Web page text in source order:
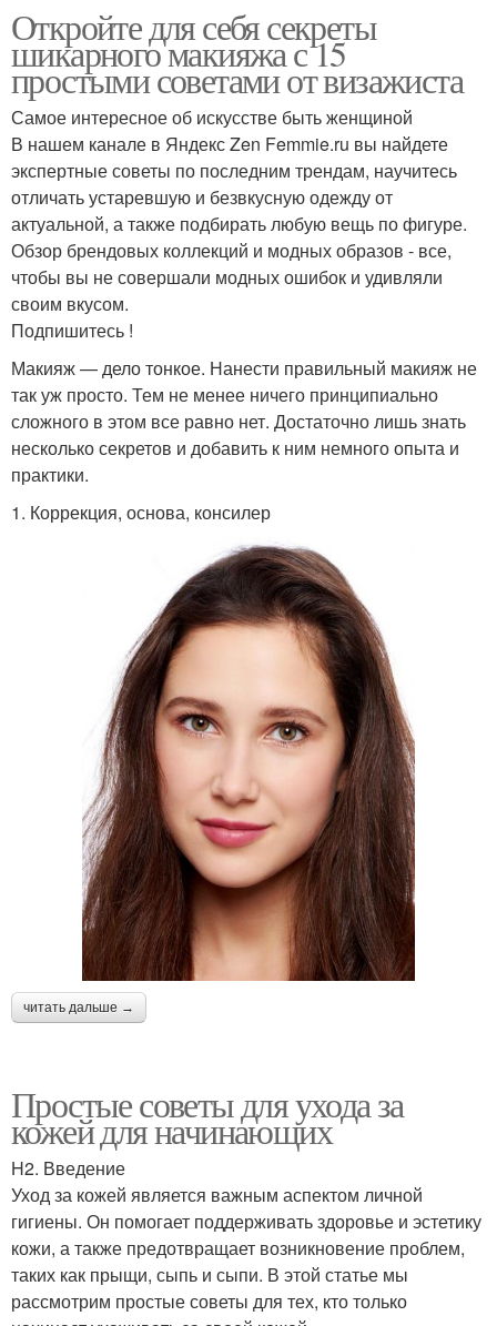
Откройте для себя секреты
шикарного макияжа с 15
простыми советами от визажиста
Самое интересное об искусстве быть женщиной
В нашем канале в Яндекс Zen Femmie.ru вы найдете
экспертные советы по последним трендам, научитесь
отличать устаревшую и безвкусную одежду от
актуальной, а также подбирать любую вещь по фигуре.
Обзор брендовых коллекций и модных образов - все,
чтобы вы не совершали модных ошибок и удивляли
своим вкусом.
Подпишитесь !
Макияж — дело тонкое. Нанести правильный макияж не
так уж просто. Тем не менее ничего принципиально
сложного в этом все равно нет. Достаточно лишь знать
несколько секретов и добавить к ним немного опыта и
практики.
1. Коррекция, основа, консилер
читать дальше →
Простые советы для ухода за
кожей для начинающих
H2. Введение
Уход за кожей является важным аспектом личной
гигиены. Он помогает поддерживать здоровье и эстетику
кожи, а также предотвращает возникновение проблем,
таких как прыщи, сыпь и сыпи. В этой статье мы
рассмотрим простые советы для тех, кто только